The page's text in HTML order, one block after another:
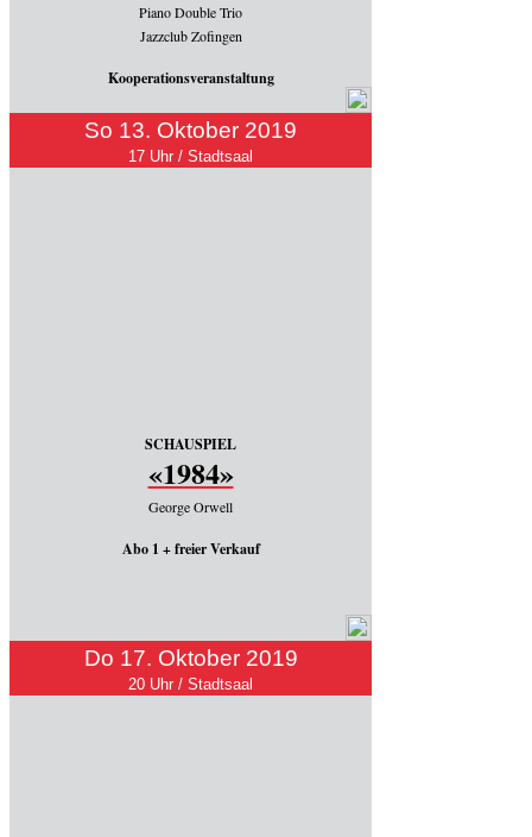
Piano Double Trio
Jazzclub Zofingen
Kooperationsveranstaltung
So 13. Oktober 2019
17 Uhr / Stadtsaal
SCHAUSPIEL
«1984»
George Orwell
Abo 1 + freier Verkauf
Do 17. Oktober 2019
20 Uhr / Stadtsaal